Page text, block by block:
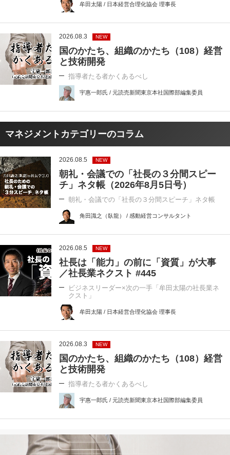
牟田太陽 / 日本経営合理化協会 理事長
2026.08.3 NEW
国のかたち、組織のかたち（108）経営
と技術開発
指導者たる者かくあるべし
宇惠一郎氏 / 元読売新聞東京本社国際部編集委員
マネジメントカテゴリーのコラム
2026.08.5 NEW
朝礼・会議での「社長の３分間スピー
チ」ネタ帳（2026年8月5日号）
朝礼・会議での「社長の３分間スピーチ」ネタ帳
角田識之（臥龍） / 感動経営コンサルタント
2026.08.5 NEW
社長は「能力」の前に「資質」が大事
／社長業ネクスト #445
ビジネスリーダー×次の一手「牟田太陽の社長業ネ
クスト」
牟田太陽 / 日本経営合理化協会 理事長
2026.08.3 NEW
国のかたち、組織のかたち（108）経営
と技術開発
指導者たる者かくあるべし
宇惠一郎氏 / 元読売新聞東京本社国際部編集委員